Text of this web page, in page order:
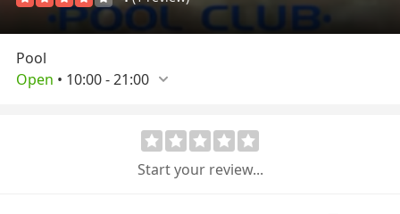
Pool
Open • 10:00-21:00
Start your review...